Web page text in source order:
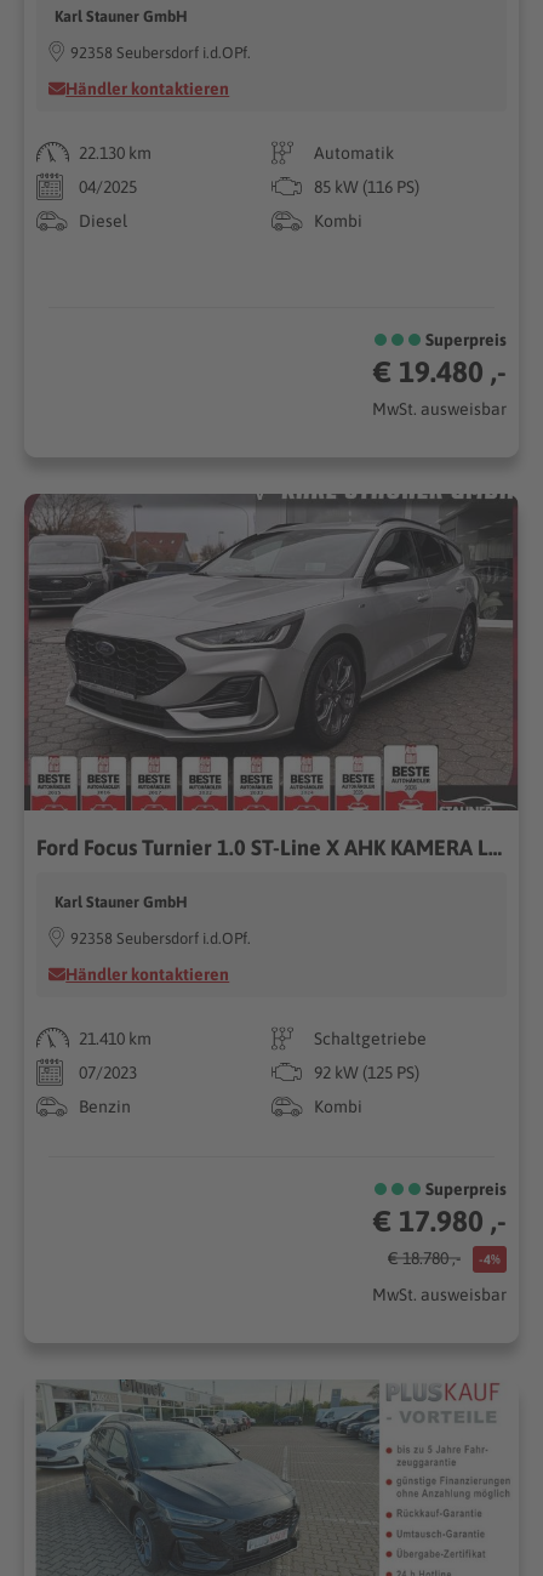
Karl Stauner GmbH
92358 Seubersdorf i.d.OPf.
Händler kontaktieren
22.130 km
Automatik
04/2025
85 kW (116 PS)
Diesel
Kombi
Superpreis
€ 19.480 ,-
MwSt. ausweisbar
Ford Focus Turnier 1.0 ST-Line X AHK KAMERA LED SHZ
Karl Stauner GmbH
92358 Seubersdorf i.d.OPf.
Händler kontaktieren
21.410 km
Schaltgetriebe
07/2023
92 kW (125 PS)
Benzin
Kombi
Superpreis
€ 17.980 ,-
€ 18.780 ,- -4%
MwSt. ausweisbar